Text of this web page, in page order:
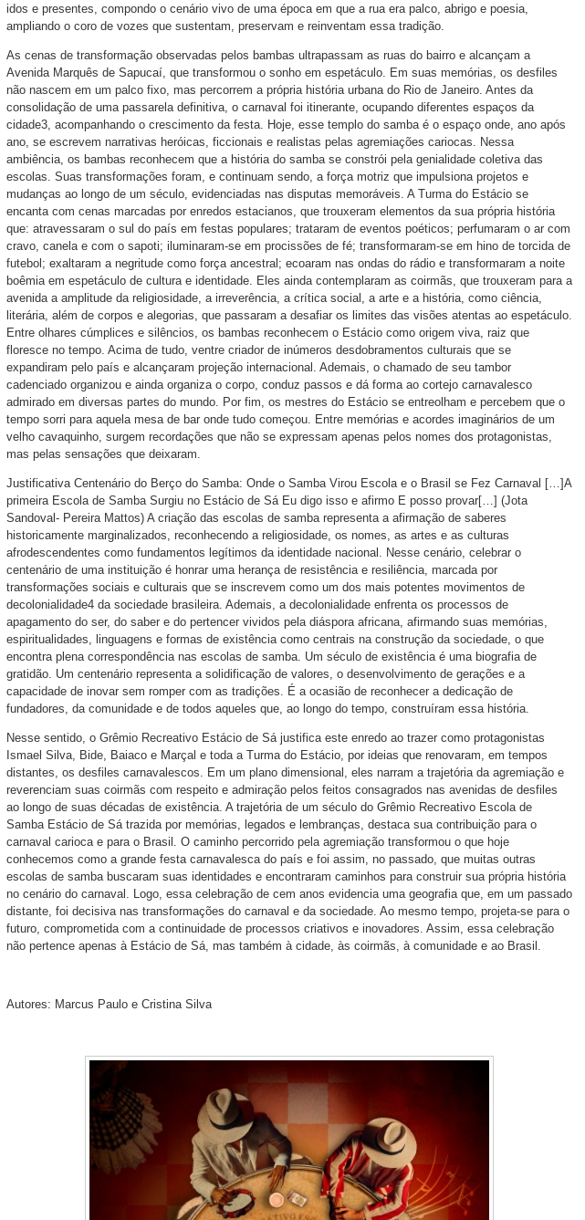
idos e presentes, compondo o cenário vivo de uma época em que a rua era palco, abrigo e poesia,
ampliando o coro de vozes que sustentam, preservam e reinventam essa tradição.
As cenas de transformação observadas pelos bambas ultrapassam as ruas do bairro e alcançam a
Avenida Marquês de Sapucaí, que transformou o sonho em espetáculo. Em suas memórias, os desfiles
não nascem em um palco fixo, mas percorrem a própria história urbana do Rio de Janeiro. Antes da
consolidação de uma passarela definitiva, o carnaval foi itinerante, ocupando diferentes espaços da
cidade3, acompanhando o crescimento da festa. Hoje, esse templo do samba é o espaço onde, ano após
ano, se escrevem narrativas heróicas, ficcionais e realistas pelas agremiações cariocas. Nessa
ambiência, os bambas reconhecem que a história do samba se constrói pela genialidade coletiva das
escolas. Suas transformações foram, e continuam sendo, a força motriz que impulsiona projetos e
mudanças ao longo de um século, evidenciadas nas disputas memoráveis. A Turma do Estácio se
encanta com cenas marcadas por enredos estacianos, que trouxeram elementos da sua própria história
que: atravessaram o sul do país em festas populares; trataram de eventos poéticos; perfumaram o ar com
cravo, canela e com o sapoti; iluminaram-se em procissões de fé; transformaram-se em hino de torcida de
futebol; exaltaram a negritude como força ancestral; ecoaram nas ondas do rádio e transformaram a noite
boêmia em espetáculo de cultura e identidade. Eles ainda contemplaram as coirmãs, que trouxeram para a
avenida a amplitude da religiosidade, a irreverência, a crítica social, a arte e a história, como ciência,
literária, além de corpos e alegorias, que passaram a desafiar os limites das visões atentas ao espetáculo.
Entre olhares cúmplices e silêncios, os bambas reconhecem o Estácio como origem viva, raiz que
floresce no tempo. Acima de tudo, ventre criador de inúmeros desdobramentos culturais que se
expandiram pelo país e alcançaram projeção internacional. Ademais, o chamado de seu tambor
cadenciado organizou e ainda organiza o corpo, conduz passos e dá forma ao cortejo carnavalesco
admirado em diversas partes do mundo. Por fim, os mestres do Estácio se entreolham e percebem que o
tempo sorri para aquela mesa de bar onde tudo começou. Entre memórias e acordes imaginários de um
velho cavaquinho, surgem recordações que não se expressam apenas pelos nomes dos protagonistas,
mas pelas sensações que deixaram.
Justificativa Centenário do Berço do Samba: Onde o Samba Virou Escola e o Brasil se Fez Carnaval […]A
primeira Escola de Samba Surgiu no Estácio de Sá Eu digo isso e afirmo E posso provar[…] (Jota
Sandoval- Pereira Mattos) A criação das escolas de samba representa a afirmação de saberes
historicamente marginalizados, reconhecendo a religiosidade, os nomes, as artes e as culturas
afrodescendentes como fundamentos legítimos da identidade nacional. Nesse cenário, celebrar o
centenário de uma instituição é honrar uma herança de resistência e resiliência, marcada por
transformações sociais e culturais que se inscrevem como um dos mais potentes movimentos de
decolonialidade4 da sociedade brasileira. Ademais, a decolonialidade enfrenta os processos de
apagamento do ser, do saber e do pertencer vividos pela diáspora africana, afirmando suas memórias,
espiritualidades, linguagens e formas de existência como centrais na construção da sociedade, o que
encontra plena correspondência nas escolas de samba. Um século de existência é uma biografia de
gratidão. Um centenário representa a solidificação de valores, o desenvolvimento de gerações e a
capacidade de inovar sem romper com as tradições. É a ocasião de reconhecer a dedicação de
fundadores, da comunidade e de todos aqueles que, ao longo do tempo, construíram essa história.
Nesse sentido, o Grêmio Recreativo Estácio de Sá justifica este enredo ao trazer como protagonistas
Ismael Silva, Bide, Baiaco e Marçal e toda a Turma do Estácio, por ideias que renovaram, em tempos
distantes, os desfiles carnavalescos. Em um plano dimensional, eles narram a trajetória da agremiação e
reverenciam suas coirmãs com respeito e admiração pelos feitos consagrados nas avenidas de desfiles
ao longo de suas décadas de existência. A trajetória de um século do Grêmio Recreativo Escola de
Samba Estácio de Sá trazida por memórias, legados e lembranças, destaca sua contribuição para o
carnaval carioca e para o Brasil. O caminho percorrido pela agremiação transformou o que hoje
conhecemos como a grande festa carnavalesca do país e foi assim, no passado, que muitas outras
escolas de samba buscaram suas identidades e encontraram caminhos para construir sua própria história
no cenário do carnaval. Logo, essa celebração de cem anos evidencia uma geografia que, em um passado
distante, foi decisiva nas transformações do carnaval e da sociedade. Ao mesmo tempo, projeta-se para o
futuro, comprometida com a continuidade de processos criativos e inovadores. Assim, essa celebração
não pertence apenas à Estácio de Sá, mas também à cidade, às coirmãs, à comunidade e ao Brasil.
Autores: Marcus Paulo e Cristina Silva